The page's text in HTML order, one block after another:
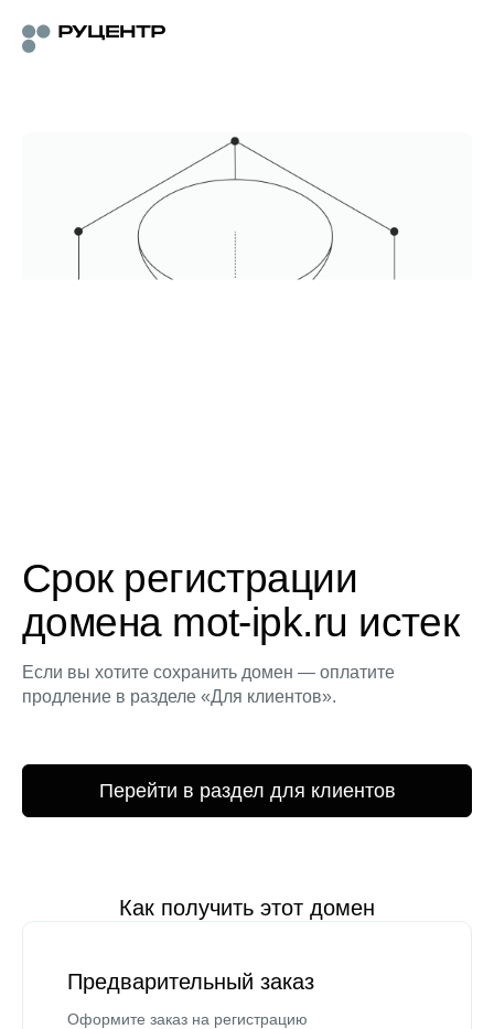
Срок регистрации
домена mot-ipk.ru истек
Если вы хотите сохранить домен — оплатите
продление в разделе «Для клиентов».
Перейти в раздел для клиентов
Как получить этот домен
Предварительный заказ
Оформите заказ на регистрацию